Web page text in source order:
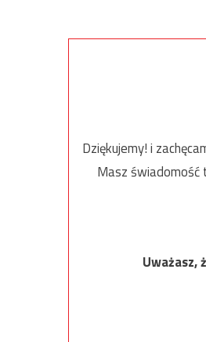
Dziękujemy! i
Masz świadomość
Uważasz,